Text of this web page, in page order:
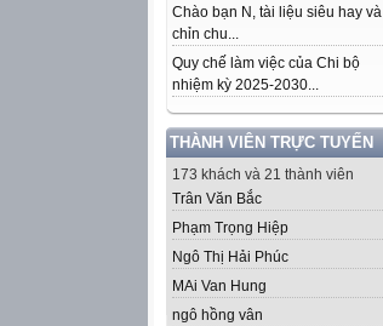
Chào bạn N, tài liệu siêu hay và
chỉn chu...
Quy chế làm việc của Chi bộ
nhiệm kỳ 2025-2030...
THÀNH VIÊN TRỰC TUYẾN
173 khách và 21 thành viên
Trân Văn Bắc
Phạm Trọng Hiệp
Ngô Thị Hải Phúc
MAi Van Hung
ngô hồng vân